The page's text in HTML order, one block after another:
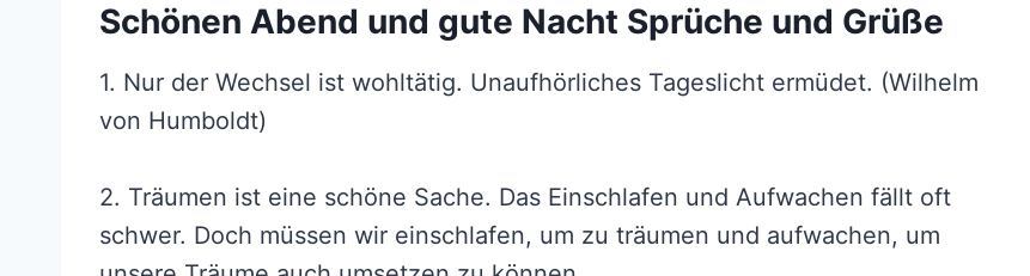
Schönen Abend und gute Nacht Sprüche und Grüße
1. Nur der Wechsel ist wohltätig. Unaufhörliches Tageslicht ermüdet. (Wilhelm
von Humboldt)
2. Träumen ist eine schöne Sache. Das Einschlafen und Aufwachen fällt oft
schwer. Doch müssen wir einschlafen, um zu träumen und aufwachen, um